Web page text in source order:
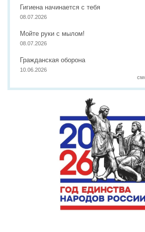
Гигиена начинается с тебя
08.07.2026
Мойте руки с мылом!
08.07.2026
Гражданская оборона
10.06.2026